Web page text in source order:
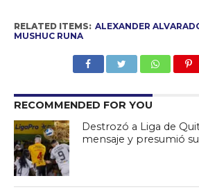
RELATED ITEMS: ALEXANDER
MUSHUC RUNA
RECOMMENDED FOR YOU
Destrozó a Liga de
mensaje y presumió